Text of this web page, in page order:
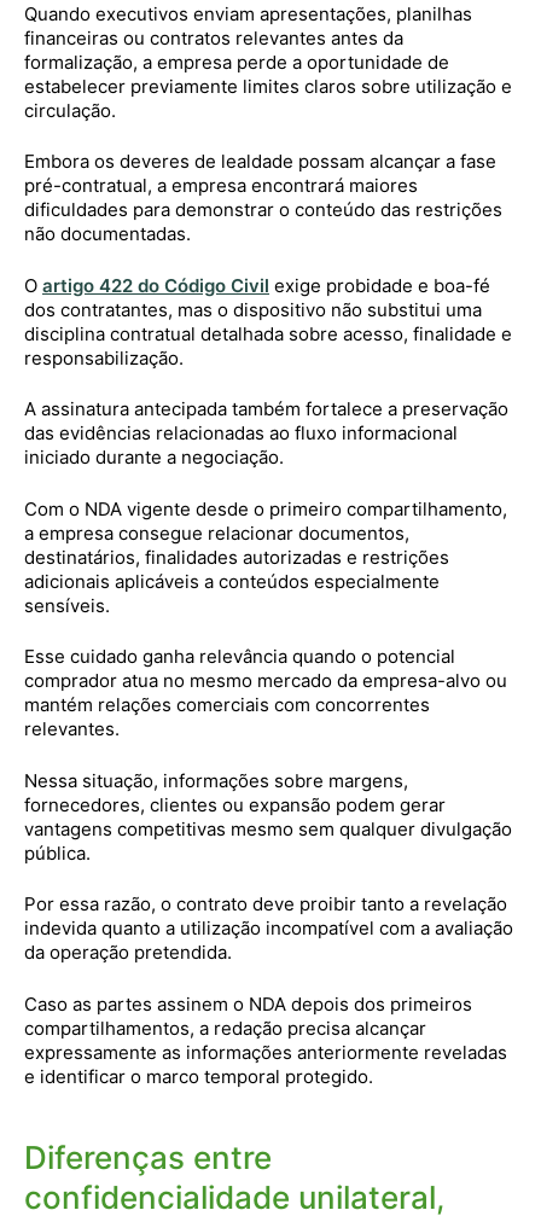
Quando executivos enviam apresentações, planilhas
financeiras ou contratos relevantes antes da
formalização, a empresa perde a oportunidade de
estabelecer previamente limites claros sobre utilização e
circulação.
Embora os deveres de lealdade possam alcançar a fase
pré-contratual, a empresa encontrará maiores
dificuldades para demonstrar o conteúdo das restrições
não documentadas.
O artigo 422 do Código Civil exige probidade e boa-fé
dos contratantes, mas o dispositivo não substitui uma
disciplina contratual detalhada sobre acesso, finalidade e
responsabilização.
A assinatura antecipada também fortalece a preservação
das evidências relacionadas ao fluxo informacional
iniciado durante a negociação.
Com o NDA vigente desde o primeiro compartilhamento,
a empresa consegue relacionar documentos,
destinatários, finalidades autorizadas e restrições
adicionais aplicáveis a conteúdos especialmente
sensíveis.
Esse cuidado ganha relevância quando o potencial
comprador atua no mesmo mercado da empresa-alvo ou
mantém relações comerciais com concorrentes
relevantes.
Nessa situação, informações sobre margens,
fornecedores, clientes ou expansão podem gerar
vantagens competitivas mesmo sem qualquer divulgação
pública.
Por essa razão, o contrato deve proibir tanto a revelação
indevida quanto a utilização incompatível com a avaliação
da operação pretendida.
Caso as partes assinem o NDA depois dos primeiros
compartilhamentos, a redação precisa alcançar
expressamente as informações anteriormente reveladas
e identificar o marco temporal protegido.
Diferenças entre
confidencialidade unilateral,